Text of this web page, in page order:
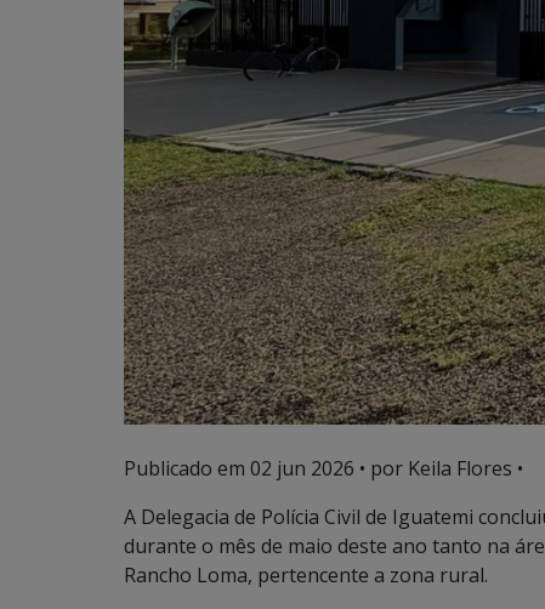
Publicado em 02 jun 2026 • por Keila Flores •
A Delegacia de Polícia Civil de Iguatemi
durante o mês de maio deste ano tanto na
Rancho Loma, pertencente a zona rural.